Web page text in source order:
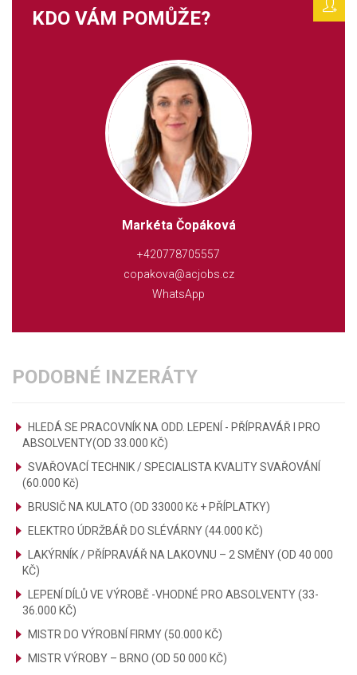
KDO VÁM POMŮŽE?
Markéta Čopáková
+420778705557
copakova@acjobs.cz
WhatsApp
PODOBNÉ INZERÁTY
HLEDÁ SE PRACOVNÍK NA ODD. LEPENÍ - PŘÍPRAVÁŘ I PRO
ABSOLVENTY(OD 33.000 KČ)
SVAŘOVACÍ TECHNIK / SPECIALISTA KVALITY SVAŘOVÁNÍ
(60.000 Kč)
BRUSIČ NA KULATO (OD 33000 Kč + PŘÍPLATKY)
ELEKTRO ÚDRŽBÁŘ DO SLÉVÁRNY (44.000 KČ)
LAKÝRNÍK / PŘÍPRAVÁŘ NA LAKOVNU – 2 SMĚNY (OD 40 000
KČ)
LEPENÍ DÍLŮ VE VÝROBĚ -VHODNÉ PRO ABSOLVENTY (33-
36.000 KČ)
MISTR DO VÝROBNÍ FIRMY (50.000 KČ)
MISTR VÝROBY – BRNO (OD 50 000 KČ)